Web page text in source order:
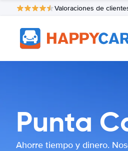
Valoraciones de
Punta
Ahorre tiempo y dinero.